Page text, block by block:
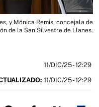
y Mónica Remis, concejala de
de la San Silvestre de Llanes.
11/DIC/25- 12:29
11/DIC/25 - 12:29